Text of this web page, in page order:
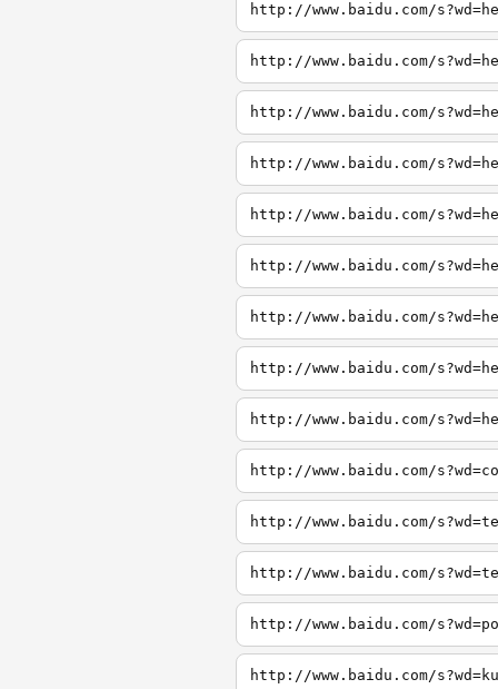
http://www.baidu.com/
http://www.baidu.com/
http://www.baidu.com/
http://www.baidu.com/
http://www.baidu.com/
http://www.baidu.com/
http://www.baidu.com/
http://www.baidu.com/
http://www.baidu.com/
http://www.baidu.com/
http://www.baidu.com/
http://www.baidu.com/
http://www.baidu.com/
http://www.baidu.com/